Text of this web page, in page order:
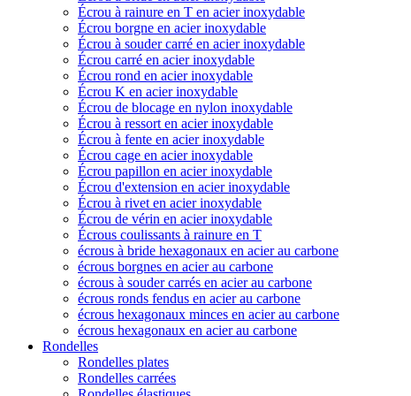
Écrou à rainure en T en acier inoxydable
Écrou borgne en acier inoxydable
Écrou à souder carré en acier inoxydable
Écrou carré en acier inoxydable
Écrou rond en acier inoxydable
Écrou K en acier inoxydable
Écrou de blocage en nylon inoxydable
Écrou à ressort en acier inoxydable
Écrou à fente en acier inoxydable
Écrou cage en acier inoxydable
Écrou papillon en acier inoxydable
Écrou d'extension en acier inoxydable
Écrou à rivet en acier inoxydable
Écrou de vérin en acier inoxydable
Écrous coulissants à rainure en T
écrous à bride hexagonaux en acier au carbone
écrous borgnes en acier au carbone
écrous à souder carrés en acier au carbone
écrous ronds fendus en acier au carbone
écrous hexagonaux minces en acier au carbone
écrous hexagonaux en acier au carbone
Rondelles
Rondelles plates
Rondelles carrées